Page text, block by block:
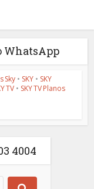
WhatsApp
Sky • SKY • SKY
TV • SKY TV Planos
4004